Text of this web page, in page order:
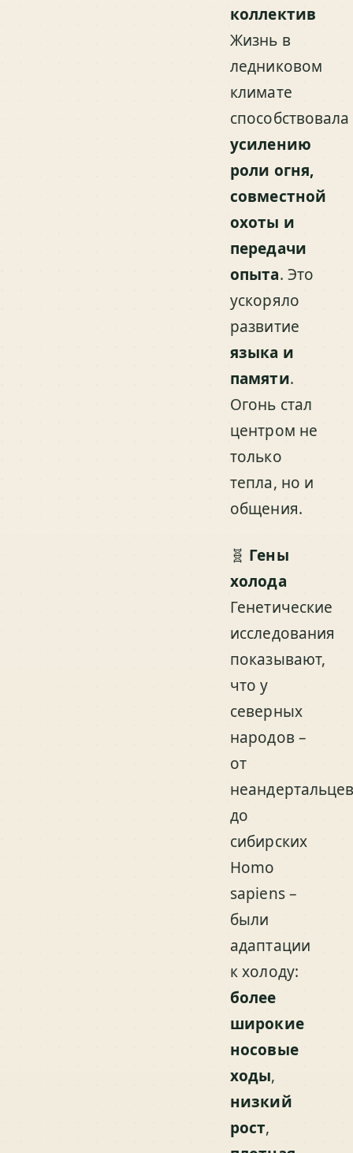
коллектив
Жизнь в
ледниковом
климате
способствовала
усилению
роли огня,
совместной
охоты и
передачи
опыта. Это
ускоряло
развитие
языка и
памяти.
Огонь стал
центром не
только
тепла, но и
общения.
🧬 Гены
холода
Генетические
исследования
показывают,
что у
северных
народов –
от
до
сибирских
Homo
sapiens –
были
адаптации
к холоду:
более
широкие
носовые
ходы,
низкий
рост,